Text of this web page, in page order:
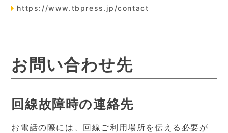
https://www.tbpress.jp/contact
お問い合わせ先
回線故障時の連絡先
お電話の際には、回線ご利用場所を伝える必要が